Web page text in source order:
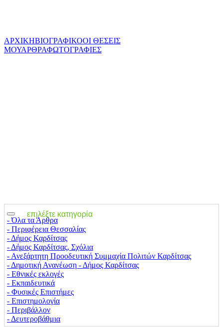
ΑΡΧΙΚΗΒΙΟΓΡΑΦΙΚΟΟΙ ΘΕΣΕΙΣ
ΜΟΥΑΡΘΡΑΦΩΤΟΓΡΑΦΙΕΣ
επιλέξτε κατηγορία
‐ Όλα τα Άρθρα
‐ Περιφέρεια Θεσσαλίας
‐ Δήμος Καρδίτσας
‐ Δήμος Καρδίτσας, Σχόλια
‐ Ανεξάρτητη Προοδευτική Συμμαχία Πολιτών Καρδίτσας
‐ Δημοτική Ανανέωση - Δήμος Καρδίτσας
‐ Εθνικές εκλογές
‐ Εκπαιδευτικά
‐ Φυσικές Επιστήμες
‐ Επιστημολογία
‐ Περιβάλλον
‐ Δευτεροβάθμια